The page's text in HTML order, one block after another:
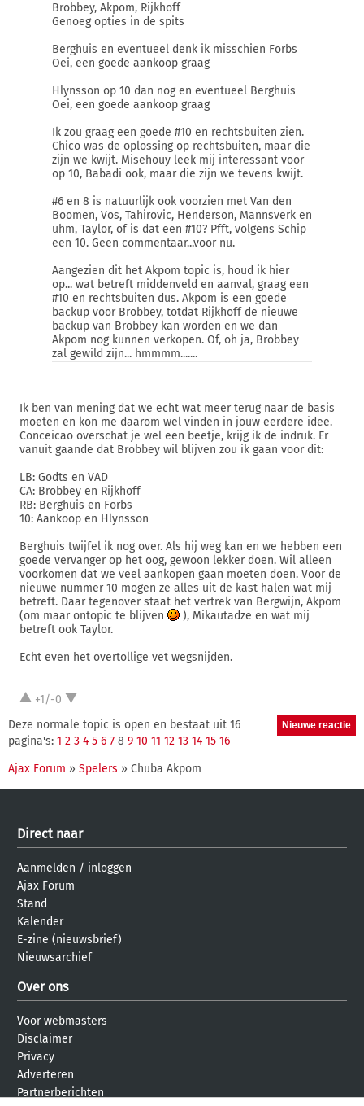
Brobbey, Akpom, Rijkhoff
Genoeg opties in de spits
Berghuis en eventueel denk ik misschien Forbs
Oei, een goede aankoop graag
Hlynsson op 10 dan nog en eventueel Berghuis
Oei, een goede aankoop graag
Ik zou graag een goede #10 en rechtsbuiten zien.
Chico was de oplossing op rechtsbuiten, maar die
zijn we kwijt. Misehouy leek mij interessant voor
op 10, Babadi ook, maar die zijn we tevens kwijt.
#6 en 8 is natuurlijk ook voorzien met Van den
Boomen, Vos, Tahirovic, Henderson, Mannsverk en
uhm, Taylor, of is dat een #10? Pfft, volgens Schip
een 10. Geen commentaar...voor nu.
Aangezien dit het Akpom topic is, houd ik hier
op... wat betreft middenveld en aanval, graag een
#10 en rechtsbuiten dus. Akpom is een goede
backup voor Brobbey, totdat Rijkhoff de nieuwe
backup van Brobbey kan worden en we dan
Akpom nog kunnen verkopen. Of, oh ja, Brobbey
zal gewild zijn... hmmmm.......
Ik ben van mening dat we echt wat meer terug naar de basis
moeten en kon me daarom wel vinden in jouw eerdere idee.
Conceicao overschat je wel een beetje, krijg ik de indruk. Er
vanuit gaande dat Brobbey wil blijven zou ik gaan voor dit:
LB: Godts en VAD
CA: Brobbey en Rijkhoff
RB: Berghuis en Forbs
10: Aankoop en Hlynsson
Berghuis twijfel ik nog over. Als hij weg kan en we hebben een
goede vervanger op het oog, gewoon lekker doen. Wil alleen
voorkomen dat we veel aankopen gaan moeten doen. Voor de
nieuwe nummer 10 mogen ze alles uit de kast halen wat mij
betreft. Daar tegenover staat het vertrek van Bergwijn, Akpom
(om maar ontopic te blijven
), Mikautadze en wat mij
betreft ook Taylor.
Echt even het overtollige vet wegsnijden.
+1/-0
Deze normale topic is open en bestaat uit 16
pagina's: 1 2 3 4 5 6 7 8 9 10 11 12 13 14 15 16
Ajax Forum » Spelers » Chuba Akpom
Direct naar
Aanmelden / inloggen
Ajax Forum
Stand
Kalender
E-zine (nieuwsbrief)
Nieuwsarchief
Over ons
Voor webmasters
Disclaimer
Privacy
Adverteren
Partnerberichten